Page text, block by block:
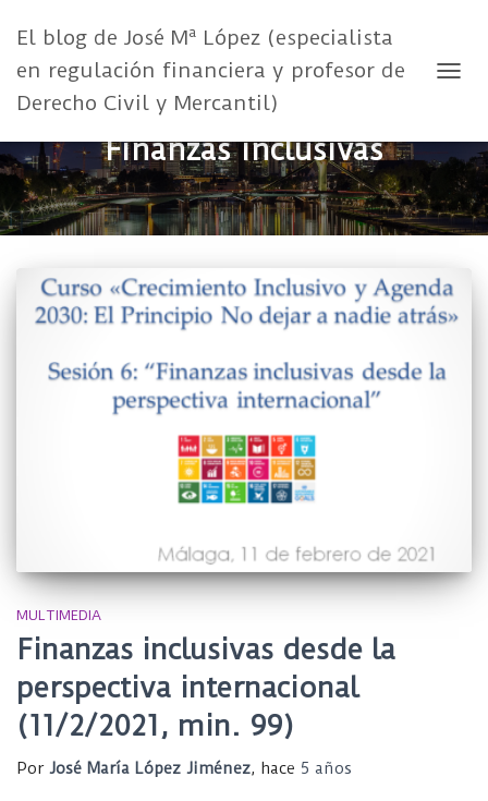
El blog de José Mª López (especialista
en regulación financiera y profesor de
Derecho Civil y Mercantil)
Finanzas inclusivas
MULTIMEDIA
Finanzas inclusivas desde la
perspectiva internacional
(11/2/2021, min. 99)
Por José María López Jiménez, hace 5 años